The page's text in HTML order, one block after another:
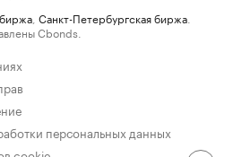
Санкт-Петербургская биржа
Cbonds.
персональных данных